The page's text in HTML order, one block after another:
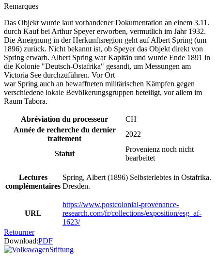
Remarques
Das Objekt wurde laut vorhandener Dokumentation an einem 3.11.
durch Kauf bei Arthur Speyer erworben, vermutlich im Jahr 1932.
Die Aneignung in der Herkunftsregion geht auf Albert Spring (um
1896) zurück. Nicht bekannt ist, ob Speyer das Objekt direkt von
Spring erwarb. Albert Spring war Kapitän und wurde Ende 1891 in
die Kolonie "Deutsch-Ostafrika" gesandt, um Messungen am
Victoria See durchzuführen. Vor Ort
war Spring auch an bewaffneten militärischen Kämpfen gegen
verschiedene lokale Bevölkerungsgruppen beteiligt, vor allem im
Raum Tabora.
Abréviation du processeur
CH
Année de recherche du dernier
traitement
2022
Statut
Provenienz noch nicht
bearbeitet
Lectures
complémentaires
Spring, Albert (1896) Selbsterlebtes in Ostafrika.
Dresden.
URL
https://www.postcolonial-provenance-
research.com/fr/collections/exposition/esg_af-
1623/
Retourner
Download:PDF